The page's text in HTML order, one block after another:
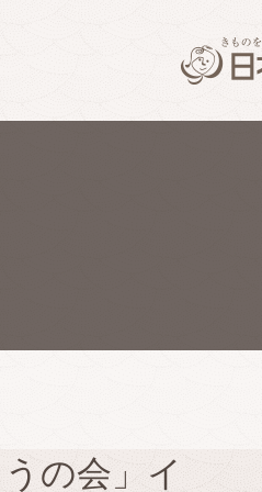
の会」イ